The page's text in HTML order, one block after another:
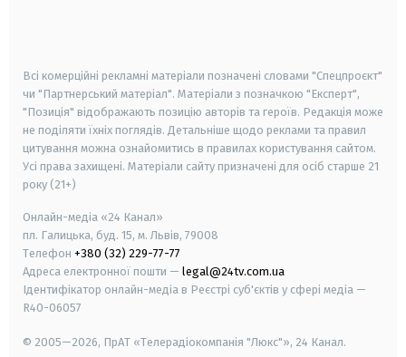
Всі комерційні рекламні матеріали позначені словами "Спецпроєкт"
чи "Партнерський матеріал". Матеріали з позначкою "Експерт",
"Позиція" відображають позицію авторів та героїв. Редакція може
не поділяти їхніх поглядів. Детальніше щодо реклами та правил
цитування можна ознайомитись в правилах користування сайтом.
Усі права захищені. Матеріали сайту призначені для осіб старше 21
року (21+)
Онлайн-медіа «24 Канал»
пл. Галицька, буд. 15, м. Львів, 79008
Телефон +380 (32) 229-77-77
Адреса електронної пошти — legal@24tv.com.ua
Ідентифікатор онлайн-медіа в Реєстрі суб'єктів у сфері медіа —
R40-06057
© 2005—2026, ПрАТ «Телерадіокомпанія "Люкс"», 24 Канал.